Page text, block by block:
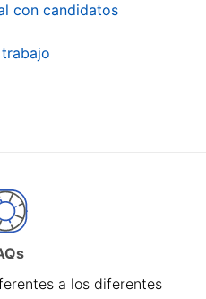
con candidatos
a los diferentes